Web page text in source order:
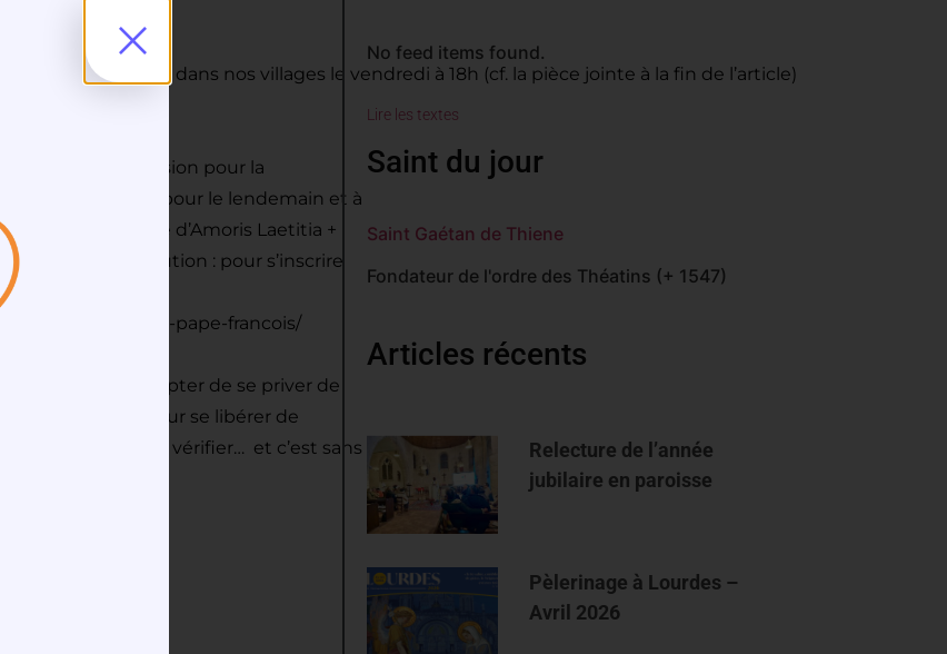
par le catéchisme dans nos villages le vendredi à 18h (cf. la pièce jointe à la fin de l’article)
de la Mission pour la
chaque soir pour le lendemain et à
François tirée d’Amoris Laetitia +
+ une résolution : pour s’inscrire
vivre-careme-pape-francois/
Pâques, accepter de se priver de
qui luttent pour se libérer de
d’essayer pour le vérifier… et c’est sans
No feed items found.
Lire les textes
Saint du jour
Saint Gaétan de Thiene
Fondateur de l'ordre des Théatins (+ 1547)
Articles récents
Relecture de l’année
jubilaire en paroisse
Pèlerinage à Lourdes –
Avril 2026